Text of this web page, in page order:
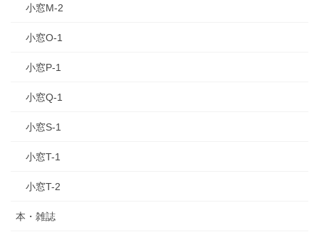
小窓M-2
小窓O-1
小窓P-1
小窓Q-1
小窓S-1
小窓T-1
小窓T-2
本・雑誌